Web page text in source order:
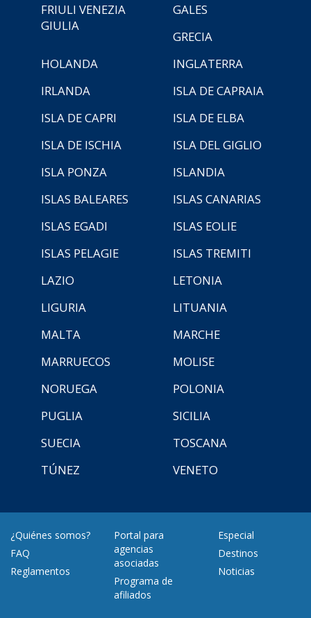
FRIULI VENEZIA
GIULIA
GALES
GRECIA
HOLANDA
INGLATERRA
IRLANDA
ISLA DE CAPRAIA
ISLA DE CAPRI
ISLA DE ELBA
ISLA DE ISCHIA
ISLA DEL GIGLIO
ISLA PONZA
ISLANDIA
ISLAS BALEARES
ISLAS CANARIAS
ISLAS EGADI
ISLAS EOLIE
ISLAS PELAGIE
ISLAS TREMITI
LAZIO
LETONIA
LIGURIA
LITUANIA
MALTA
MARCHE
MARRUECOS
MOLISE
NORUEGA
POLONIA
PUGLIA
SICILIA
SUECIA
TOSCANA
TÚNEZ
VENETO
¿Quiénes somos?
FAQ
Reglamentos
Portal para
agencias
asociadas
Programa de
afiliados
Especial
Destinos
Noticias